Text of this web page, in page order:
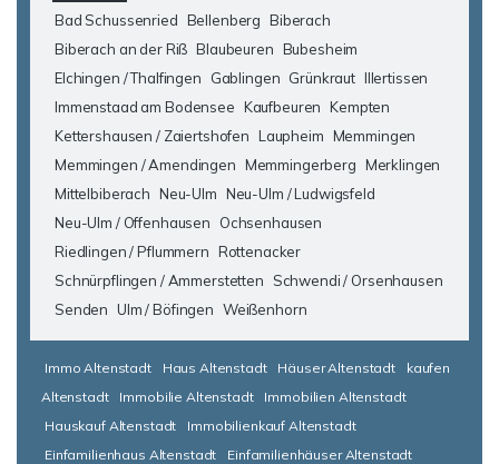
Bad Schussenried Bellenberg Biberach
Biberach an der Riß Blaubeuren Bubesheim
Elchingen / Thalfingen
Gablingen Grünkraut Illertissen
Immenstaad am Bodensee Kaufbeuren Kempten
Kettershausen / Zaiertshofen Laupheim Memmingen
Memmingen / Amendingen Memmingerberg Merklingen
Mittelbiberach Neu-Ulm Neu-Ulm / Ludwigsfeld
Neu-Ulm / Offenhausen
Ochsenhausen
Riedlingen / Pflummern Rottenacker
Schnürpflingen / Ammerstetten
Schwendi / Orsenhausen
Senden Ulm / Böfingen Weißenhorn
Immo Altenstadt Haus Altenstadt Häuser Altenstadt
kaufen
Altenstadt
Immobilie Altenstadt
Immobilien Altenstadt
Hauskauf Altenstadt
Immobilienkauf Altenstadt
Einfamilienhaus Altenstadt
Einfamilienhäuser Altenstadt